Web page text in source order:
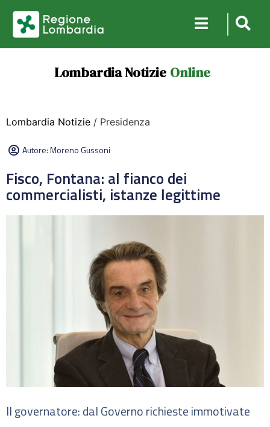
Lombardia Notizie Online
Lombardia Notizie / Presidenza
Autore:Moreno Gussoni
Fisco, Fontana: al fianco dei
commercialisti, istanze legittime
Il governatore: dal Governo richieste immotivate